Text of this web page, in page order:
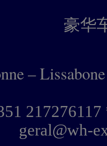
豪华
–
geral@wh-